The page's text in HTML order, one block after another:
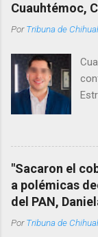
Cuauhtémoc,
PorTribuna de
"Sacaron el
a polémicas
del PAN,
PorTribuna de